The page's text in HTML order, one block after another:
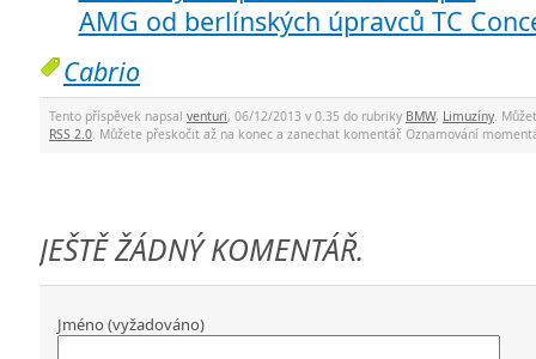
AMG od berlínských úpravců TC
Cabrio
Tento příspěvek napsal venturi, 06/12/2013 v 0.35 do rubriky BMW, Limuzíny .
RSS 2.0 . Můžete přeskočit až na konec a zanechat komentář. Oznamování
JEŠTĚ ŽÁDNÝ KOMENTÁŘ.
Jméno (vyžadováno)